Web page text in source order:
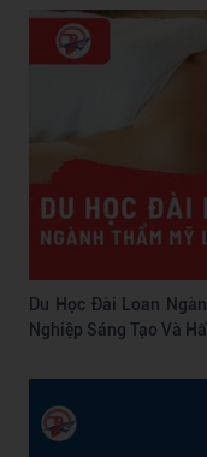
Du Học Đài Loan
Nghiệp Sáng Tạo Và